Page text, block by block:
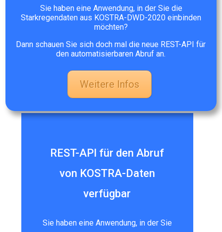
REST-API für den Abruf
von KOSTRA-Daten
verfügbar
Sie haben eine Anwendung, in der Sie
Sie haben eine Anwendung, in der Sie die
Starkregendaten aus KOSTRA-DWD-2020 einbinden
möchten?
Dann schauen Sie sich doch mal die neue REST-API für
den automatisierbaren Abruf an.
Weitere Infos